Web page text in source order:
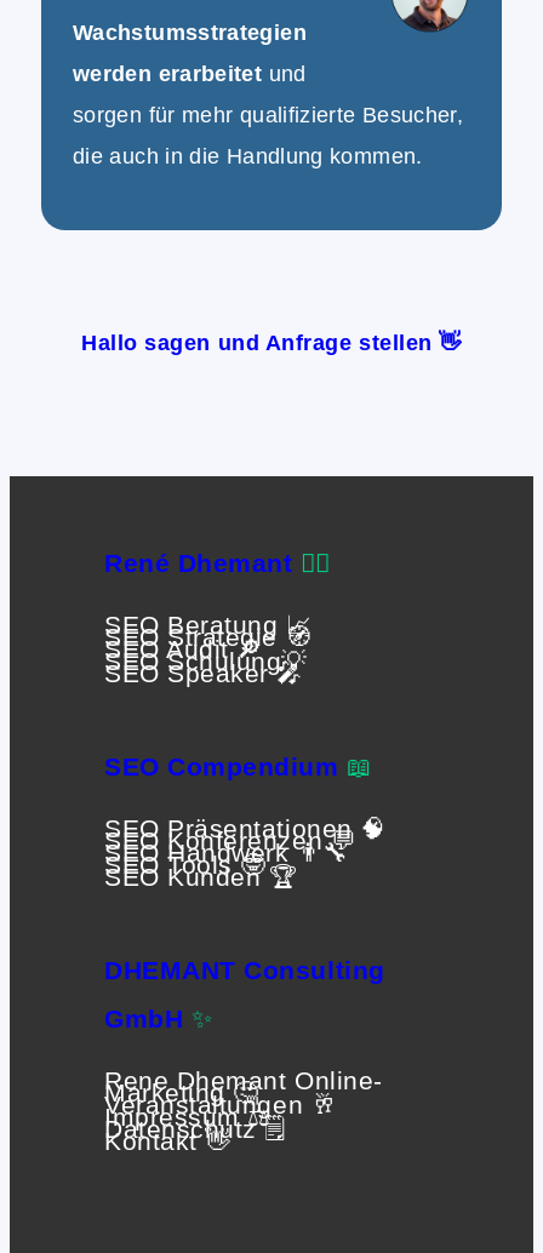
Wachstumsstrategien
werden erarbeitet und
sorgen für mehr qualifizierte Besucher,
die auch in die Handlung kommen.
Hallo sagen und Anfrage stellen 👋
René Dhemant 🙋‍♂️
SEO Beratung 📈
SEO Strategie 🧭
SEO Audit 🔎
SEO Schulung💡
SEO Speaker 🎤
SEO Compendium 📖
SEO Präsentationen 🧠
SEO Konferenzen 💬
SEO Handwerk 👨‍🔧
SEO Tools 🤓
SEO Kunden 🏆
DHEMANT Consulting
GmbH ✨
Rene Dhemant Online-
Marketing 🤔
Veranstaltungen 🥂
Impressum ⚖️
Datenschutz 🗒
Kontakt 👋